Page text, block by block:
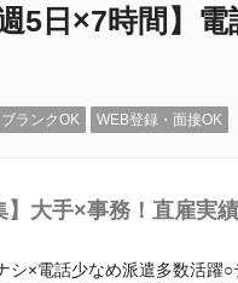
5日×7時間】
ブランクOK WEB登録・面接OK
】大手×事務！直雇実
シ×電話少なめ派遣多数活躍